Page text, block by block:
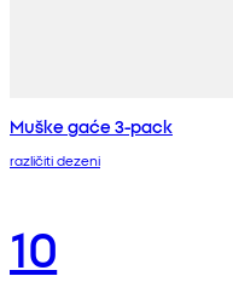
Muške gaće 3-pack
različiti dezeni
10